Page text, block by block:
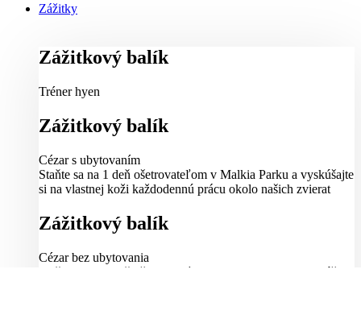
Zážitky
Zážitkový balík
Tréner hyen
Zážitkový balík
Cézar s ubytovaním
Staňte sa na 1 deň ošetrovateľom v Malkia Parku a vyskúšajte
si na vlastnej koži každodennú prácu okolo našich zvierat
Zážitkový balík
Cézar bez ubytovania
Staňte sa na 1 deň ošetrovateľom v Malkia Parku a vyskúšajte